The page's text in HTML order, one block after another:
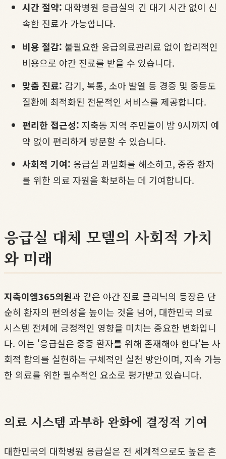
시간 절약: 대학병원 응급실의 긴 대기 시간 없이 신
속한 진료가 가능합니다.
비용 절감: 불필요한 응급의료관리료 없이 합리적인
비용으로 야간 진료를 받을 수 있습니다.
맞춤 진료: 감기, 복통, 소아 발열 등 경증 및 중등도
질환에 최적화된 전문적인 서비스를 제공합니다.
편리한 접근성: 지축동 지역 주민들이 밤 9시까지 예
약 없이 편리하게 방문할 수 있습니다.
사회적 기여: 응급실 과밀화를 해소하고, 중증 환자
를 위한 의료 자원을 확보하는 데 기여합니다.
응급실 대체 모델의 사회적 가치
와 미래
지축이엠365의원과 같은 야간 진료 클리닉의 등장은 단
순히 환자의 편의성을 높이는 것을 넘어, 대한민국 의료
시스템 전체에 긍정적인 영향을 미치는 중요한 변화입니
다. 이는 '응급실은 중증 환자를 위해 존재해야 한다'는 사
회적 합의를 실현하는 구체적인 실천 방안이며, 지속 가능
한 의료를 위한 필수적인 요소로 평가받고 있습니다.
의료 시스템 과부하 완화에 결정적 기여
대한민국의 대학병원 응급실은 전 세계적으로도 높은 혼